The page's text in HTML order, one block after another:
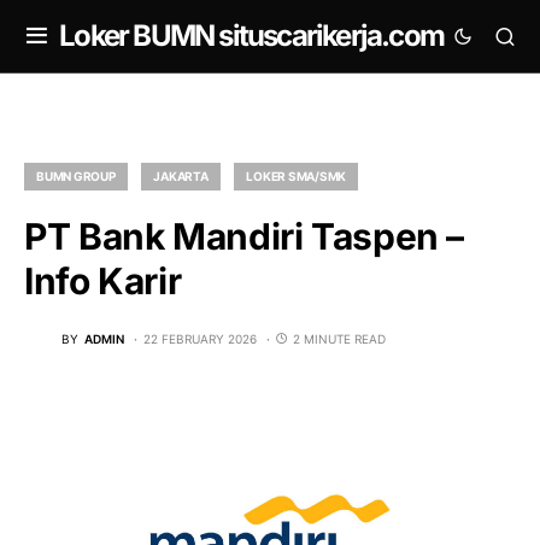
Loker BUMN situscarikerja.com
BUMN GROUP JAKARTA LOKER SMA/SMK
PT Bank Mandiri Taspen –
Info Karir
BY ADMIN 22 FEBRUARY 2026 2 MINUTE READ